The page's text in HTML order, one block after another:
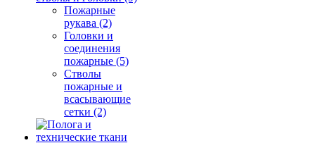
Пожарные
рукава (2)
Головки и
соединения
пожарные (5)
Стволы
пожарные и
всасывающие
сетки (2)